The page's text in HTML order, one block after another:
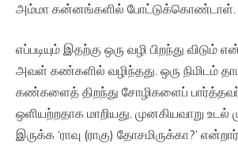
அம்மா கன்னங்களில் போட்டுக்கொண்டாள்.
எப்படியும் இதற்கு ஒரு வழி பிறந்து விடும்
அவள் கண்களில் வழிந்தது. ஒரு நிமிடம்
கண்களைத் திறந்து சோழிகளைப்
ஒளியற்றதாக மாறியது. முனகியவாறு உடல்
இருக்க ‘ராவு (ராகு) தோசமிருக்கா?’